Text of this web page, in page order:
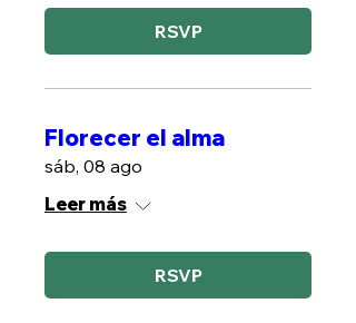
RSVP
Florecer el alma
sáb, 08 ago
Leer más
RSVP